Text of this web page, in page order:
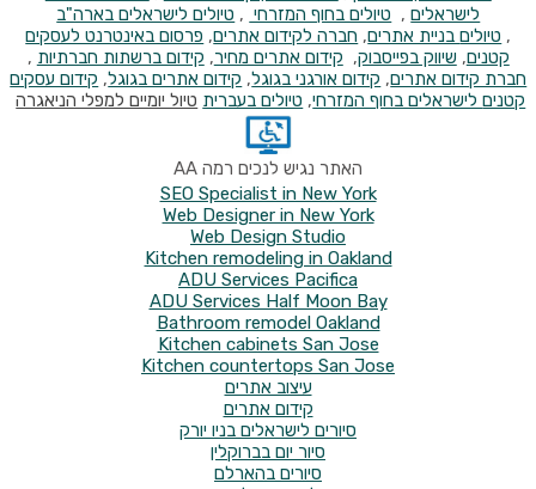
לישראלים, טיולים בחוף המזרחי , טיולים לישראלים בארה"ב
, טיוליםבניית אתרים, חברה לקידום אתרים, פרסום באינטרנט לעסקים
קטנים, שיווק בפייסבוק, קידום אתרים מחיר, קידום ברשתות חברתיות ,
חברת קידום אתרים, קידום אורגני בגוגל, קידום אתרים בגוגל, קידום עסקים
קטניםלישראלים בחוף המזרחי, טיולים בעברית טיול יומיים למפלי הניאגרה
האתר נגיש לנכים רמה AA
SEO Specialist in New York
Web Designer in New York
Web Design Studio
Kitchen remodeling in Oakland
ADU Services Pacifica
ADU Services Half Moon Bay
Bathroom remodel Oakland
Kitchen cabinets San Jose
Kitchen countertops San Jose
עיצוב אתרים
קידום אתרים
סיורים לישראלים בניו יורק
סיור יום בברוקלין
סיורים בהארלם